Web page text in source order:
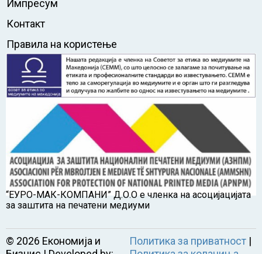
Импресум
Контакт
Правила на користење
“ЕУРО-МАК-КОМПАНИ” Д.О.О е членка на асоцијацијата
за заштита на печатени медиуми
© 2026 Економија и
Политика за приватност|